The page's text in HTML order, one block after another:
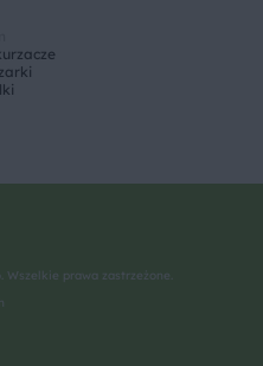
Wszelkie prawa zastrzeżone.